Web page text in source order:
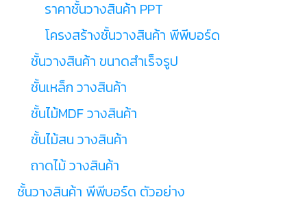
ราคาชั้นวางสินค้า PPT
โครงสร้างชั้นวางสินค้า พีพีบอร์ด
ชั้นวางสินค้า ขนาดสำเร็จรูป
ชั้นเหล็ก วางสินค้า
ชั้นไม้MDF วางสินค้า
ชั้นไม้สน วางสินค้า
ถาดไม้ วางสินค้า
ชั้นวางสินค้า พีพีบอร์ด ตัวอย่าง